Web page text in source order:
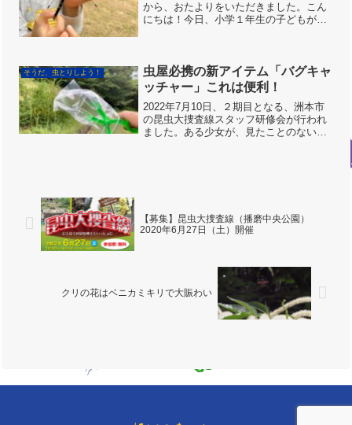
から、おたよりをいただきました。こん
にちは！今日、小学１年生の子どもがト
の会事務局ヤブヤンマです...
そうだ、虫とりしよう！
虫屋必携の新アイテム「バグキャ
ッチャー」これは便利！
2022年7月10日、２期目となる、洲本市
の昆虫大捜査線スタッフ研修会が行われ
ました。ある少女が、見たことのない道
【募集】昆虫大捜査線（播磨中央公園）
2020年6月27日（土）開催
クリの花はベニカミキリで大賑わい